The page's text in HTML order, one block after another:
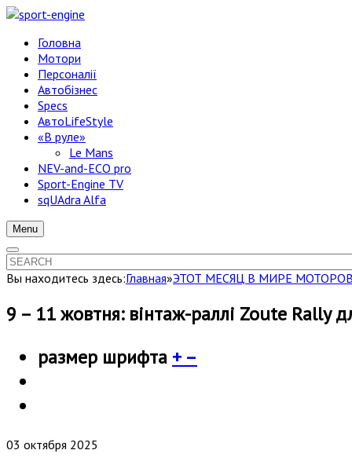
Головна
Мотори
Персоналії
Автобізнес
Specs
АвтоLifeStyle
«В руле»
Le Mans
NEV-and-ECO pro
Sport-Engine TV
sqUAdra Alfa
Menu
Вы находитесь здесь:Главная»ЭТОТ МЕСЯЦ В МИРЕ
9 – 11 жовтня: вінтаж-раллі Zoute Rally
размер шрифта + –
03 октября 2025